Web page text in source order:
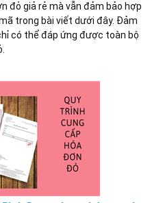
đỏ giả rẻ mà vẫn đảm bảo hợp
trong bài viết dưới đây. Đảm
có thể đáp ứng được toàn bộ